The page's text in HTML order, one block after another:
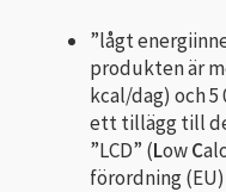
”lågt
produkten är
kcal/dag) och 5
ett tillägg till
”LCD” (LowC
förordning (EU)